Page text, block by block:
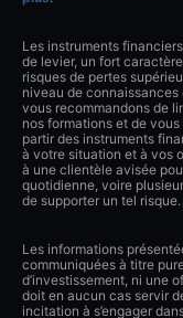
Les instruments
de levier, un fort
risques de pertes
niveau de
vous recommandons de
nos formations et de
partir des instruments
à votre situation et à vos
à une clientèle avisée
quotidienne, voire
de supporter un tel risque.
Les informations
communiquées à titre
d’investissement, ni une
doit en aucun cas servir
incitation à s’engager